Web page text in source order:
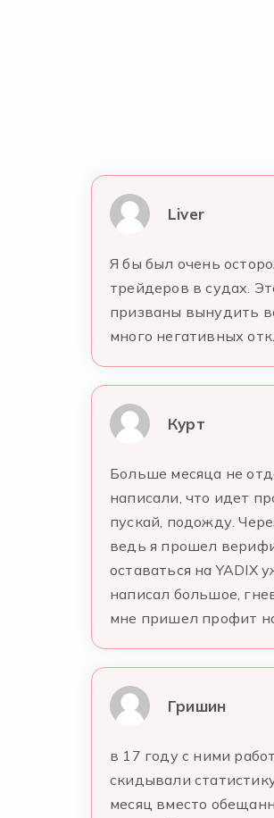
Liver
Я бы был очень
трейдеров в судах.
призваны вынудить
много негативных
Курт
Больше месяца не
написали, что идет
пускай, подожду.
ведь я прошел
оставаться на
написал большое,
мне пришел профит
Гришин
в 17 году с ними
скидывали
месяц вместо